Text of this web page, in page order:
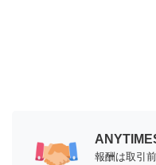
報酬は取引